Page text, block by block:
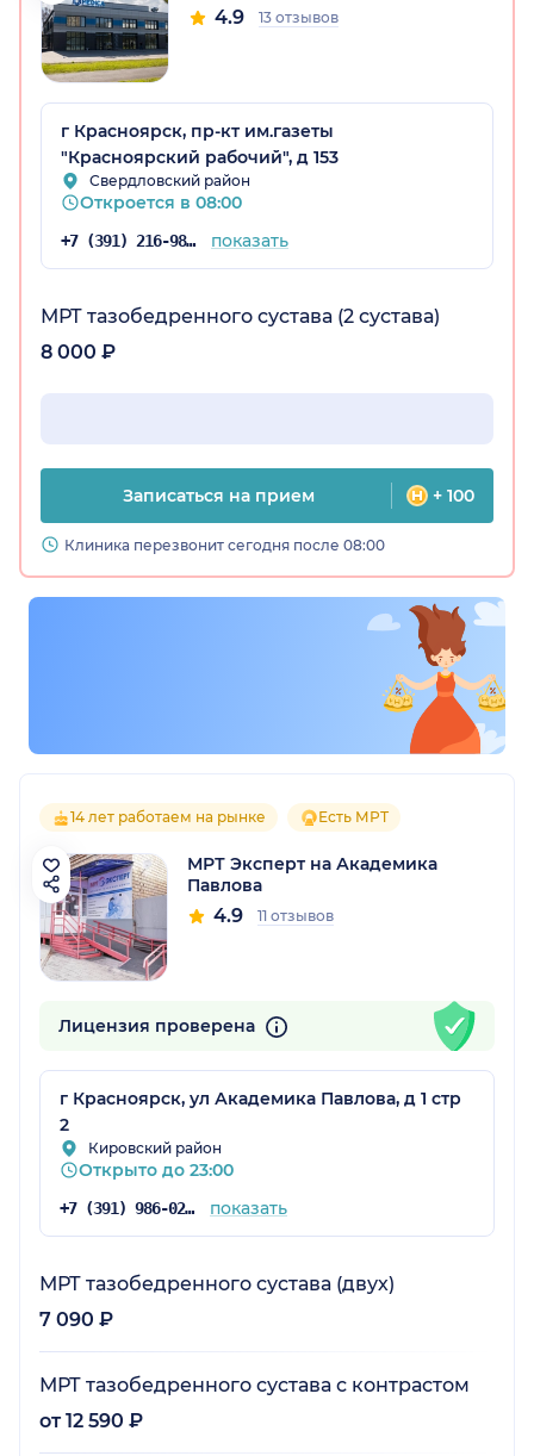
край)
4.9 13 отзывов
г Красноярск, пр-кт им.газеты
"Красноярский рабочий", д 153
Свердловский район
Откроется в 08:00
+7 (391) 216-98-62 показать
МРТ тазобедренного сустава (2 сустава)
8 000 ₽
Записаться на прием + 100
Клиника перезвонит сегодня после 08:00
14 лет работаем на рынке Есть МРТ
МРТ Эксперт на Академика
Павлова
4.9 11 отзывов
Лицензия проверена
г Красноярск, ул Академика Павлова, д 1 стр
2
Кировский район
Открыто до 23:00
+7 (391) 986-02-78 показать
МРТ тазобедренного сустава (двух)
7 090 ₽
МРТ тазобедренного сустава с контрастом
от 12 590 ₽